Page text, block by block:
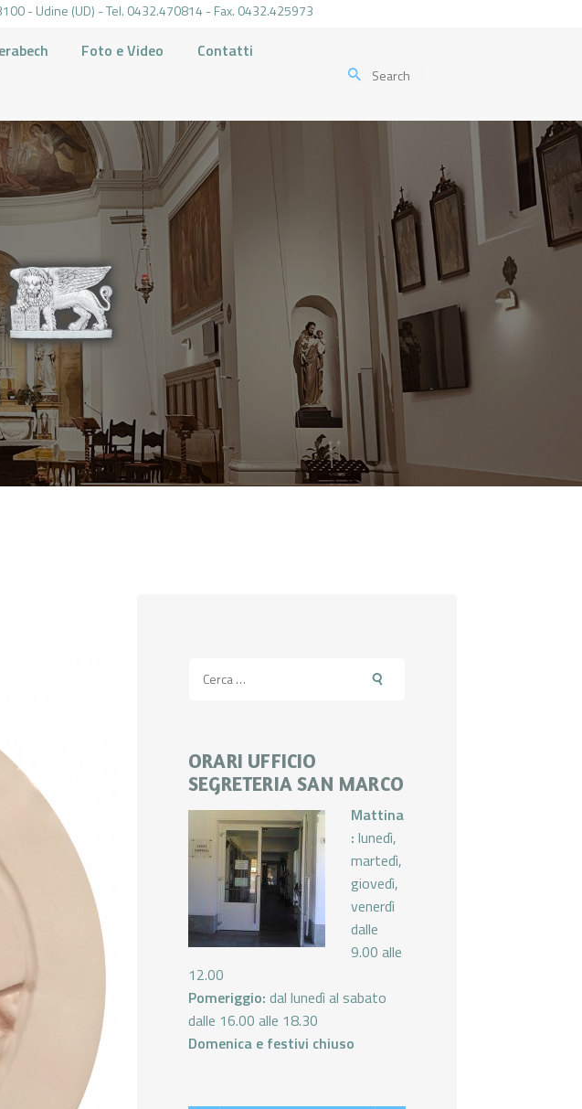
- Udine (UD) - Tel. 0432.470814 - Fax. 0432.425973
Foto e Video Contatti
per:
ORARI UFFICIO
SEGRETERIA SAN MARCO
Mattina
: lunedì,
martedì,
giovedì,
venerdì
dalle
9.00 alle
12.00
Pomeriggio: dal lunedì al sabato
dalle 16.00 alle 18.30
Domenica e festivi chiuso